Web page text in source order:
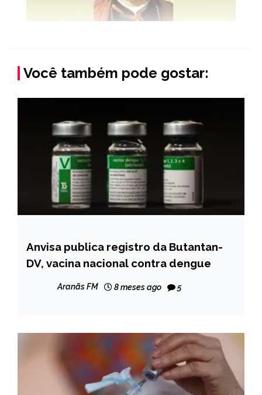
Você também pode gostar:
BRASIL
NOTÍCIAS
Anvisa publica registro da Butantan-
DV, vacina nacional contra dengue
Aranãs FM 8 meses ago 5